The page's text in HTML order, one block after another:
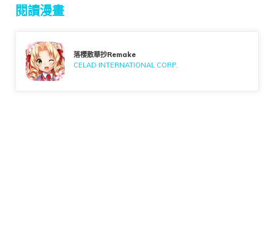
閱讀漫畫
落櫻散華抄Remake
CELAD INTERNATIONAL CORP.